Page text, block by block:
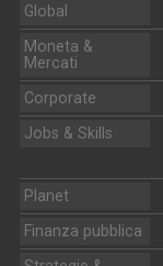
Global
Moneta &
Mercati
Corporate
Jobs & Skills
Planet
Finanza pubblica